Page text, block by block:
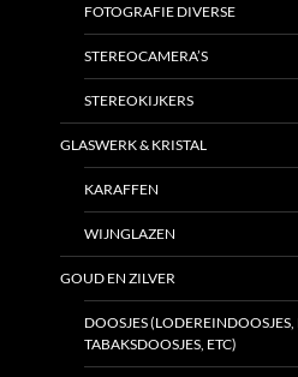
FOTOGRAFIE DIVERSE
STEREOCAMERA’S
STEREOKIJKERS
GLASWERK & KRISTAL
KARAFFEN
WIJNGLAZEN
GOUD EN ZILVER
DOOSJES
TABAKSDOOSJES, ETC)